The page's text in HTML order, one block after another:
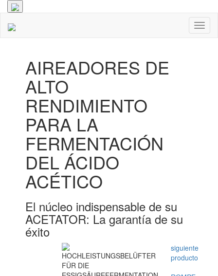
AIREADORES DE
ALTO
RENDIMIENTO
PARA LA
FERMENTACIÓN
DEL ÁCIDO
ACÉTICO
El núcleo indispensable de su
ACETATOR: La garantía de su
éxito
siguiente
producto